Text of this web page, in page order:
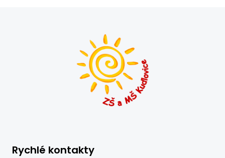
Rychlé kontakty